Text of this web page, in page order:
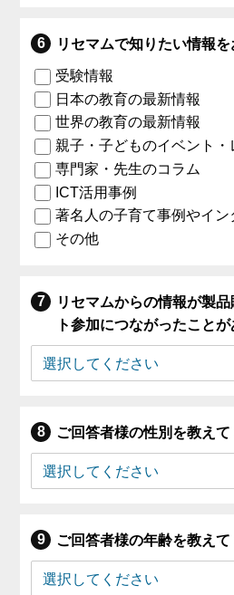
リセマムで知りたい情報を
受験情報
日本の教育の最新情報
世界の教育の最新情報
親子・子どものイベント・
専門家・先生のコラム
ICT活用事例
著名人の子育て事例やイン
その他
リセマムからの情報が製
ト参加につながったことが
ご回答者様の性別を教えて
ご回答者様の年齢を教えて